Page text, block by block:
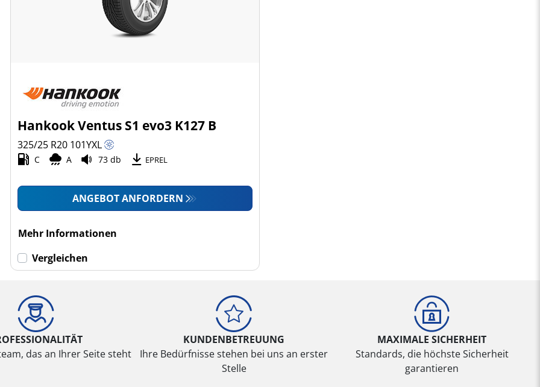
Hankook Ventus S1 evo3 K127 B
325/25 R20 101YXL
C A 73 db EPREL
ANGEBOT ANFORDERN
Mehr Informationen
Vergleichen
das an Ihrer Seite steht
KUNDENBETREUUNG
Ihre Bedürfnisse stehen bei uns an erster
Stelle
MAXIMALE SICHERHEIT
Standards, die höchste Sicherheit
garantieren